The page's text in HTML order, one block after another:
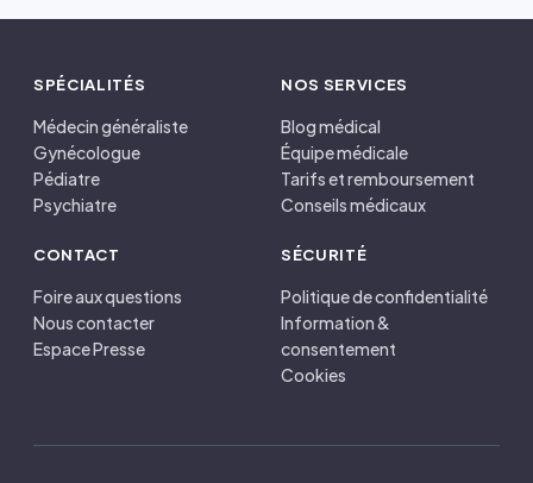
SPÉCIALITÉS
Médecin généraliste
Gynécologue
Pédiatre
Psychiatre
NOS SERVICES
Blog médical
Équipe médicale
Tarifs et remboursement
Conseils médicaux
CONTACT
Foire aux questions
Nous contacter
Espace Presse
SÉCURITÉ
Politique de confidentialité
Information &
consentement
Cookies